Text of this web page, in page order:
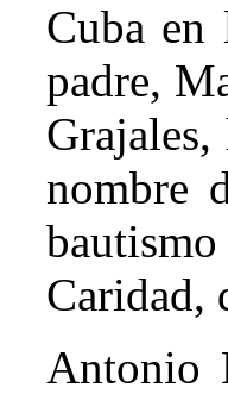
Cuba
padre,
nombre
Caridad,
Antonio